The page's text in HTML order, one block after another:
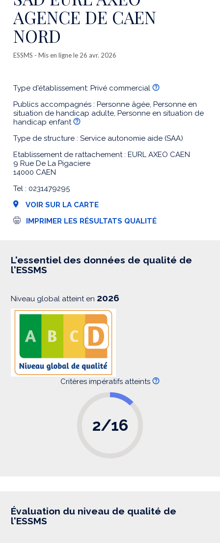
AGENCE DE CAEN
NORD
ESSMS - Mis en ligne le 26 avr. 2026
Type d'établissement: Privé commercial
Publics accompagnés : Personne âgée, Personne en
situation de handicap adulte, Personne en situation de
handicap enfant
Type de structure : Service autonomie aide (SAA)
Etablissement de rattachement : EURL AXEO CAEN
9 Rue De La Pigaciere
14000 CAEN
Tel : 0231479295
VOIR SUR LA CARTE
I
s
i
IMPRIMER LES RÉSULTATS QUALITÉ
L'essentiel des données de qualité de
l'ESSMS
Niveau global atteint en 2026
Critères impératifs atteints
2/16
Évaluation du niveau de qualité de
l'ESSMS